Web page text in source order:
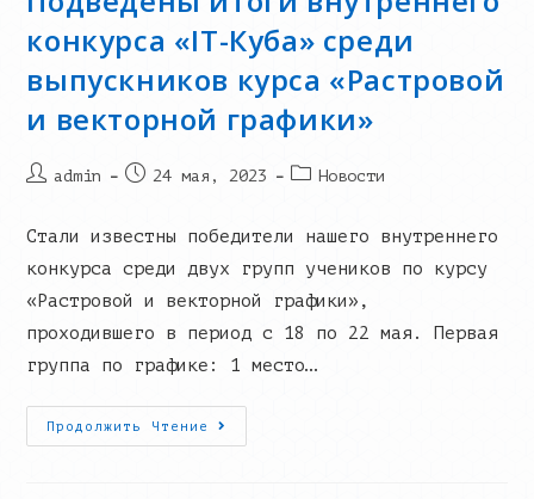
конкурса «IT-Куба» среди
выпускников курса «Растровой
и векторной графики»
Postadmin
Запись24 мая, 2023
PostНовости
Стали известны победители нашего внутреннего
конкурса среди двух групп учеников по курсу
«Растровой и векторной графики»,
проходившего в период с 18 по 22 мая. Первая
группа по графике: 1 место…
Продолжить Чтение
Подведены
Итоги